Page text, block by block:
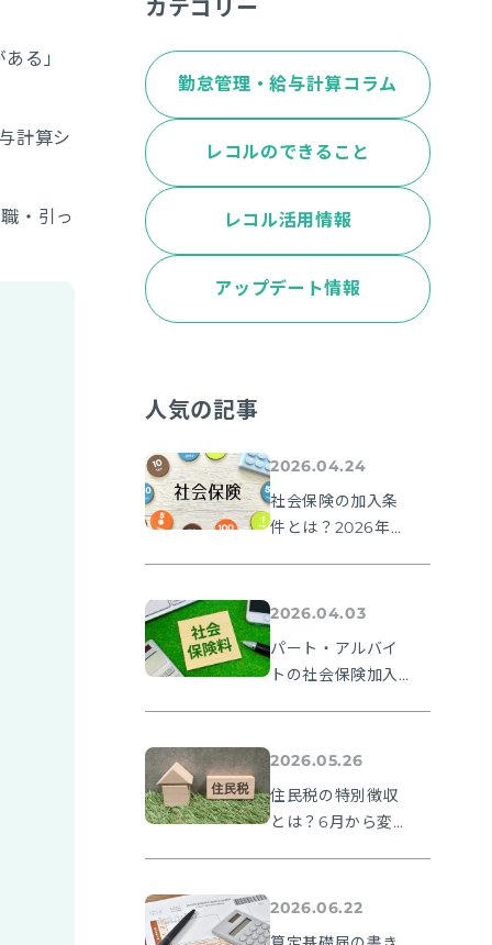
る」
計算シ
・引っ
カテゴリー
勤怠管理・給与計算コラム
レコルのできること
レコル活用情報
アップデート情報
人気の記事
2026.04.24
社会保険の加入条
件とは？2026年法
2026.04.03
パート・アルバイ
トの社会保険加入
正ポイントを解説
2026.05.26
住民税の特別徴収
とは？6月から変わ
説
2026.06.22